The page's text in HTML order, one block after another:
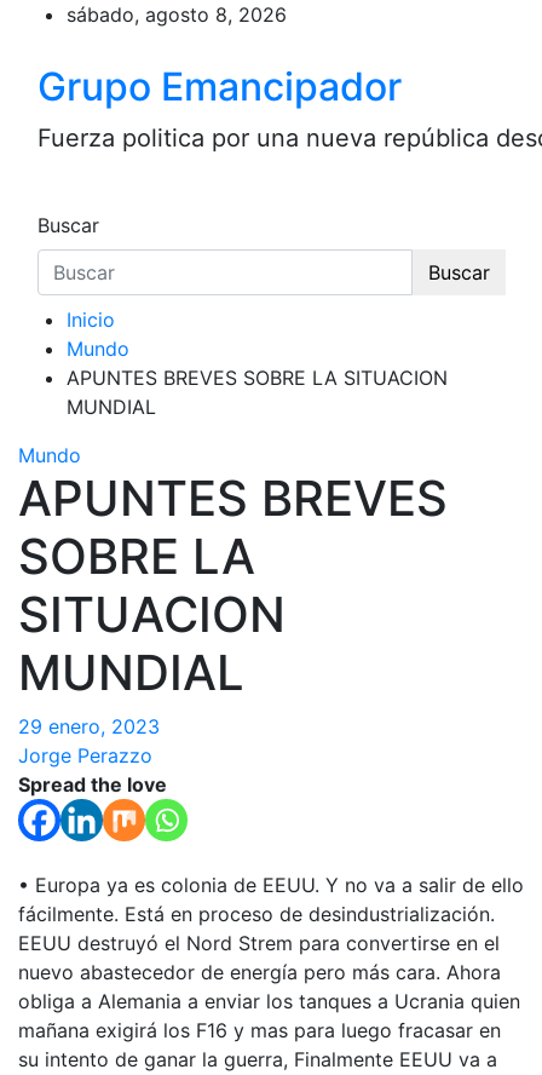
Saltar
contenido
sábado, agosto 8, 2026
Grupo Emancipador
Fuerza politica por una nueva república
Buscar
Buscar
Inicio
Mundo
APUNTES BREVES SOBRE LA SITUACION
MUNDIAL
Mundo
APUNTES BREVES
SOBRE LA
SITUACION
MUNDIAL
29 enero, 2023
Jorge Perazzo
Spread the love
• Europa ya es colonia de EEUU. Y no va a salir de ello
fácilmente. Está en proceso de desindustrialización.
EEUU destruyó el Nord Strem para convertirse en el
nuevo abastecedor de energía pero más cara. Ahora
obliga a Alemania a enviar los tanques a Ucrania quien
mañana exigirá los F16 y mas para luego fracasar en
su intento de ganar la guerra, Finalmente EEUU va a